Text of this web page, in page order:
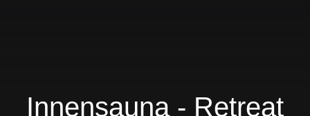
Innensauna - Retreat